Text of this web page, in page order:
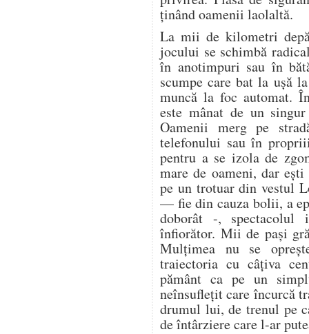
ținând oamenii laolaltă.
La mii de kilometri
jocului se schimbă
în anotimpuri sau în
scumpe care bat la ușă
muncă la foc automat.
este mânat de un
Oamenii merg pe
telefonului sau în
pentru a se izola de
mare de oameni, dar
pe un trotuar din vestul
— fie din cauza bolii, a
doborât -, spectacolul
înfiorător. Mii de pași
Mulțimea nu se
traiectoria cu câțiva
pământ ca pe un
neînsuflețit care încurcă
drumul lui, de trenul pe
de întârziere care l-ar